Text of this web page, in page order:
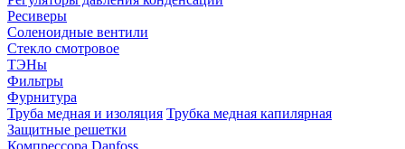
Ресиверы
Соленоидные вентили
Стекло смотровое
ТЭНы
Фильтры
Фурнитура
Труба медная и изоляция Трубка медная капилярная
Защитные решетки
Компрессора Danfoss